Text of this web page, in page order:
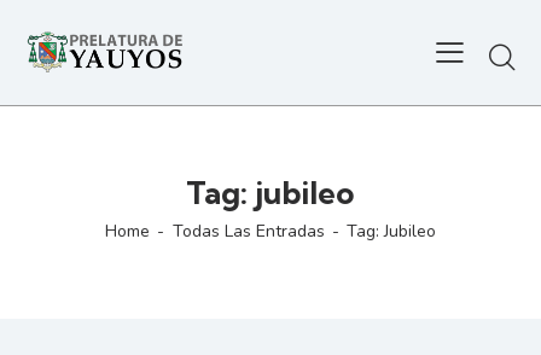
Tag: jubileo
Home Todas Las Entradas Tag: Jubileo